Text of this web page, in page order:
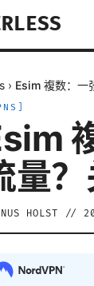
› Esim 複数：一
量
HOLST //